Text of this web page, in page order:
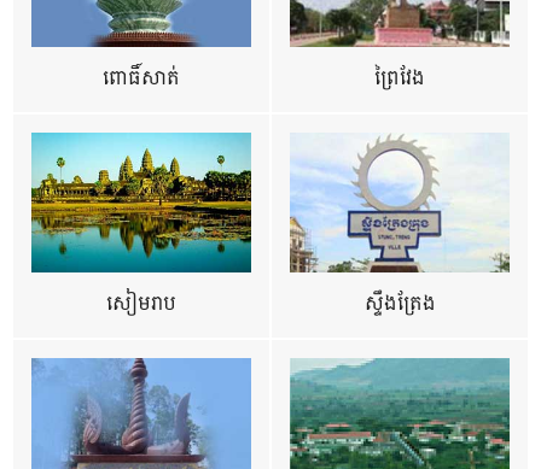
ពោធិ៍សាត់ ព្រៃវែង
សៀមរាប ស្ទឹងត្រែង